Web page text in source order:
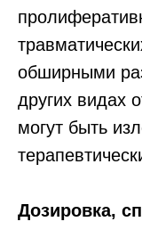
обширными
других видах
могут быть
Дозировка,